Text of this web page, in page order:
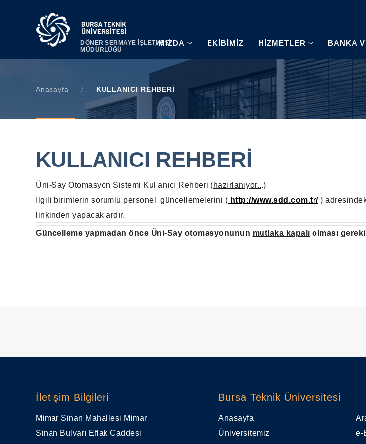
DÖNER SERMAYE İŞLETMESİ
MÜDÜRLÜĞÜ
| HAKKIMIZDA EKİBİMİZ HİZMETLER BANKA
Anasayfa / KULLANICI REHBERİ
KULLANICI REHBERİ
Üni-Say Otomasyon Sistemi Kullanıcı Rehberi (hazırlanıyor...)
İlgili birimlerin sorumlu personeli güncellemelerini ( http://www.sdd.com.tr/)
linkinden yapacaklardır.
Güncelleme yapmadan önce Üni-Say otomasyonunun mutlaka kapalı olması
İletişim Bilgileri
Mimar Sinan Mahallesi Mimar
Sinan Bulvarı Eflak Caddesi
Bursa Teknik Üniversitesi
Anasayfa
Üniversitemiz
e-